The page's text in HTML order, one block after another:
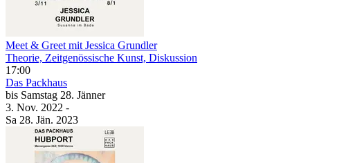
Meet & Greet mit Jessica Grundler
Theorie, Zeitgenössische Kunst, Diskussion
17:00
Das Packhaus
bis Samstag 28. Jänner
3. Nov. 2022 -
Sa 28. Jän. 2023